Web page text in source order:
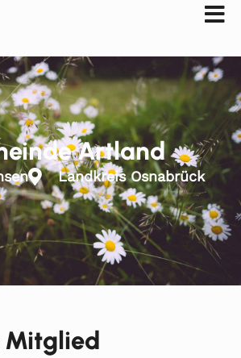
Artland
Landkreis Osnabrück
Mitglied